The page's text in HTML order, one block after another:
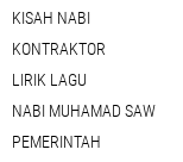
KISAH NABI
KONTRAKTOR
LIRIK LAGU
NABI MUHAMAD SAW
PEMERINTAH